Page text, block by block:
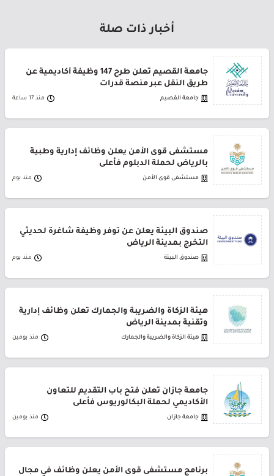
أخبار ذات صلة
جامعة القصيم تعلن طرح 147 وظيفة أكاديمية عن
طريق النقل عبر منصة قدرات
جامعة القصيم منذ 17 ساعة
مستشفى قوى الأمن يعلن وظائف إدارية وطبية
بالرياض لحملة الدبلوم فأعلى
مستشفى قوى الأمن منذ يوم
صندوق البيئة يعلن عن توفر وظيفة شاغرة لحديثي
التخرج بمدينة الرياض
صندوق البيئة منذ يوم
هيئة الزكاة والضريبة والجمارك تعلن وظائف إدارية
وتقنية بمدينة الرياض
هيئة الزكاة والضريبة والجمارك منذ يومين
جامعة جازان تعلن فتح باب التقديم للتعاون
الأكاديمي لحملة البكالوريوس فأعلى
جامعة جازان منذ يومين
برنامج مستشفى قوى الأمن يعلن وظائف في مجال